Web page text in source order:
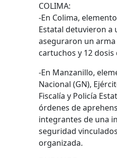
COLIMA:
-En Colima,
Estatal detuvieron a
aseguraron un
cartuchos y 12 dosis
-En Manzanillo,
Nacional (GN),
Fiscalía y Policía
órdenes de
integrantes de una
seguridad
organizada.